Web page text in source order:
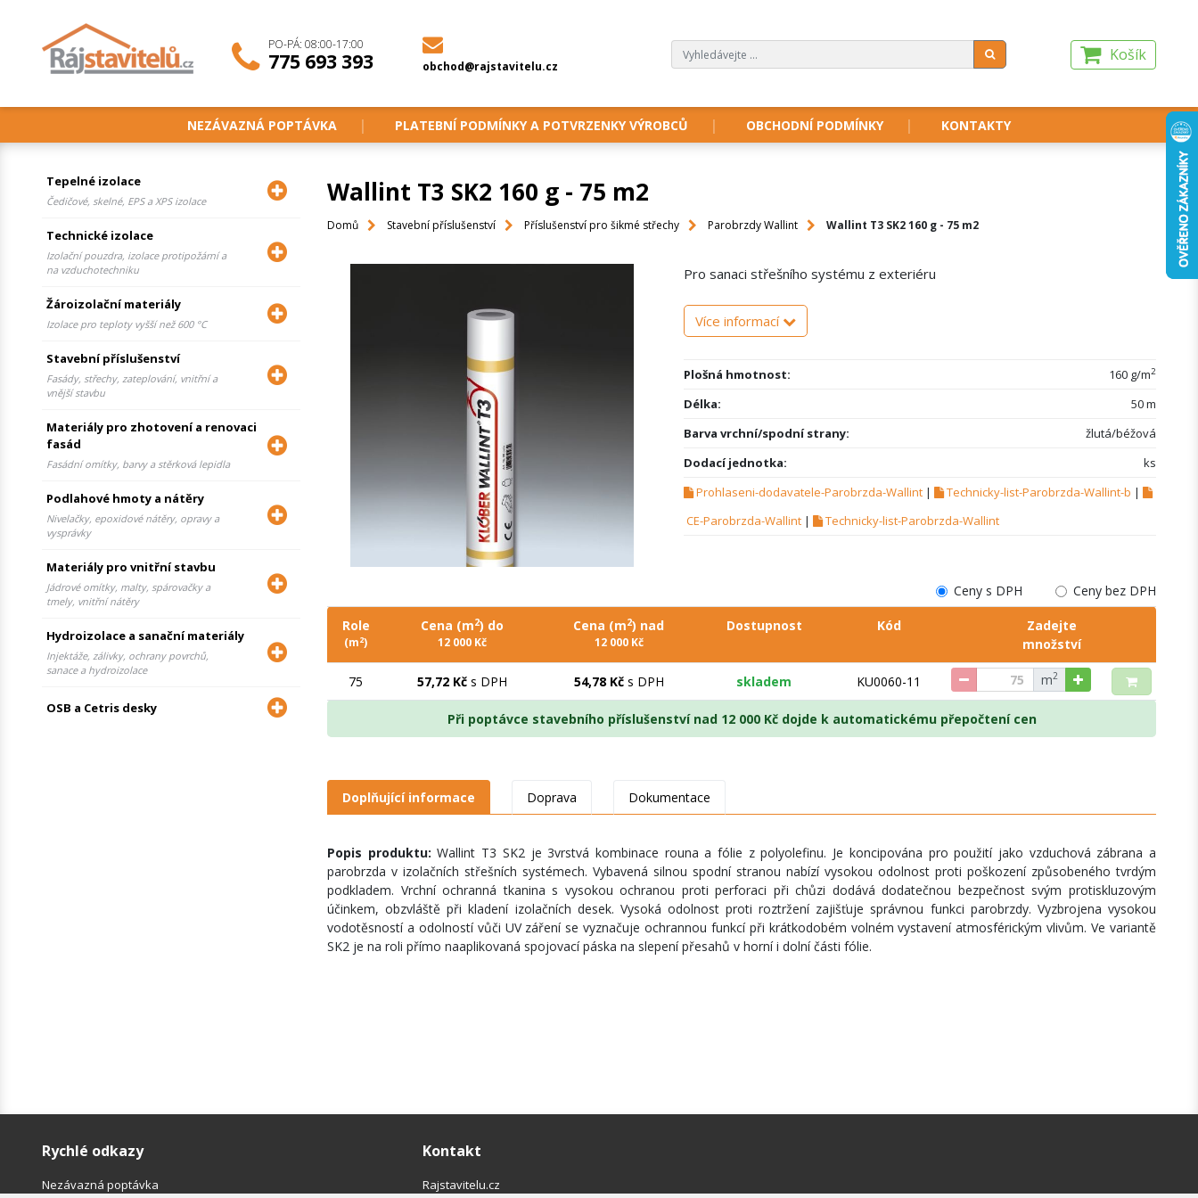
PO-PÁ: 08:00-17:00
775 693 393 obchod@rajstavitelu.cz
Košík
NEZÁVAZNÁ POPTÁVKA PLATEBNÍ PODMÍNKY A POTVRZENKY VÝROBCŮ OBCHODNÍ PODMÍNKY KONTAKTY
Tepelné izolace
Čedičové, skelné, EPS a XPS izolace
Technické izolace
Izolační pouzdra, izolace protipožární a
na vzduchotechniku
Žároizolační materiály
Izolace pro teploty vyšší než 600 °C
Stavební příslušenství
Fasády, střechy, zateplování, vnitřní a
vnější stavbu
Materiály pro zhotovení a renovaci
fasád
Fasádní omítky, barvy a stěrková lepidla
Podlahové hmoty a nátěry
Nivelačky, epoxidové nátěry, opravy a
vysprávky
Materiály pro vnitřní stavbu
Jádrové omítky, malty, spárovačky a
tmely, vnitřní nátěry
Hydroizolace a sanační materiály
Injektáže, zálivky, ochrany povrchů,
sanace a hydroizolace
OSB a Cetris desky
Wallint T3 SK2 160 g - 75 m2
Domů Stavební příslušenství Příslušenství pro šikmé střechy Parobrzdy Wallint Wallint T3 SK2 160 g - 75 m2
Pro sanaci střešního systému z exteriéru
Více informací
Plošná hmotnost: 160 g/m2
Délka:
50 m
Barva vrchní/spodní strany:
žlutá/béžová
Dodací jednotka:
ks
Prohlaseni-dodavatele-Parobrzda-Wallint | Technicky-list-Parobrzda-Wallint-b |
CE-Parobrzda-Wallint | Technicky-list-Parobrzda-Wallint
Ceny s DPH Ceny bez DPH
Role
(m2)
Cena (m2) do
12 000 Kč
Cena (m2) nad
12 000 Kč
Dostupnost Kód
Zadejte
množství
75 57,72 Kč s DPH 54,78 Kčs DPH skladem KU0060-11 m2
Při poptávce stavebního příslušenství nad 12 000 Kč dojde k automatickému přepočtení cen
Doplňující informace Doprava Dokumentace
Popis produktu:Wallint T3 SK2 je 3vrstvá kombinace rouna a fólie z polyolefinu. Je koncipována pro použití jako vzduchová zábrana a
parobrzda v izolačních střešních systémech. Vybavená silnou spodní stranou nabízí vysokou odolnost proti poškození způsobeného tvrdým
podkladem. Vrchní ochranná tkanina s vysokou ochranou proti perforaci při chůzi dodává dodatečnou bezpečnost svým protiskluzovým
účinkem, obzvláště při kladení izolačních desek. Vysoká odolnost proti roztržení zajišťuje správnou funkci parobrzdy. Vyzbrojena vysokou
vodotěsností a odolností vůči UV záření se vyznačuje ochrannou funkcí při krátkodobém volném vystavení atmosférickým vlivům. Ve variantě
SK2 je na roli přímo naaplikovaná spojovací páska na slepení přesahů v horní i dolní části fólie.
Rychlé odkazy
Nezávazná poptávka
Kontakt
Rajstavitelu.cz